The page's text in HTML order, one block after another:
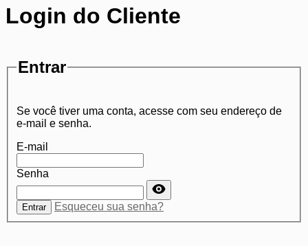
Login do Cliente
Entrar
Se você tiver uma conta, acesse com seu endereço de
e-mail e senha.
E-mail
Senha
Senha oculta
Entrar Esqueceu sua senha?